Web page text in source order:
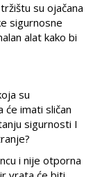
su ojačana
sigurnosne
alat kako bi
su
će imati sličan
sigurnosti I
i nije otporna